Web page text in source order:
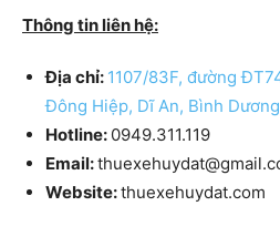
Thông tin liên hệ:
Địa chỉ: 1107/83F, đường
Đông Hiệp, Dĩ An, Bình Dương
Hotline: 0949.311.119
Email:
Website:thuexehuydat.com